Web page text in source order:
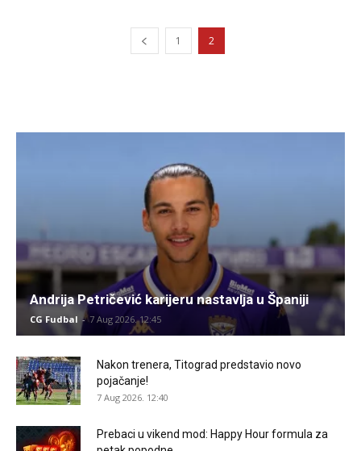
1 2
Andrija Petričević karijeru nastavlja u Španiji
CG Fudbal - 7 Aug 2026. 12:45
Nakon trenera, Titograd predstavio novo
pojačanje!
7 Aug 2026. 12:40
Prebaci u vikend mod: Happy Hour formula za